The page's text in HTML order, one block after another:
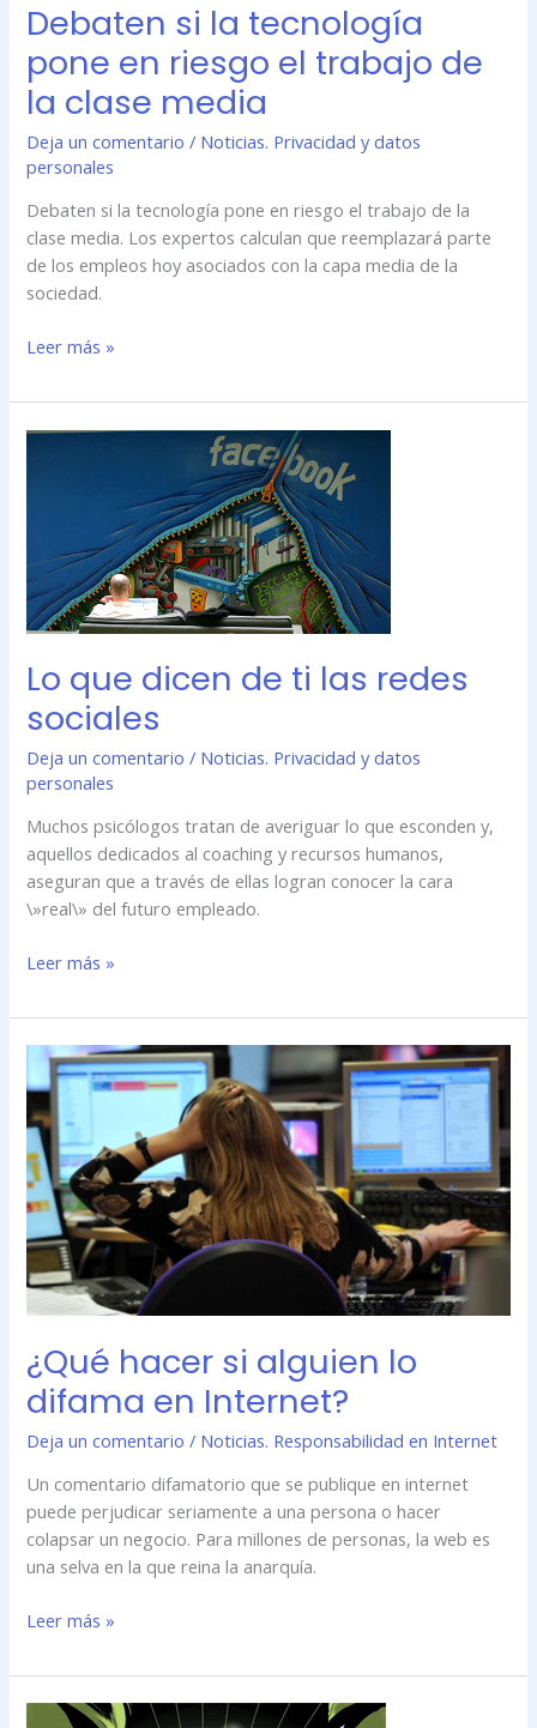
Debaten si la tecnología
pone en riesgo el trabajo de
la clase media
Deja un comentario / Noticias. Privacidad y datos
personales
Debaten si la tecnología pone en riesgo el trabajo de la
clase media. Los expertos calculan que reemplazará parte
de los empleos hoy asociados con la capa media de la
sociedad.
la
clase
media
Leer más »
Lo que dicen de ti las redes
sociales
Deja un comentario / Noticias. Privacidad y datos
personales
Muchos psicólogos tratan de averiguar lo que esconden y,
aquellos dedicados al coaching y recursos humanos,
aseguran que a través de ellas logran conocer la cara
\»real\» del futuro empleado.
Lo
las
redes
sociales
Leer más »
¿Qué hacer si alguien lo
difama en Internet?
Deja un comentario / Noticias. Responsabilidad en Internet
Un comentario difamatorio que se publique en internet
puede perjudicar seriamente a una persona o hacer
colapsar un negocio. Para millones de personas, la web es
una selva en la que reina la anarquía.
¿Qué
hacer
si
alguien
lo
difama
en
Internet?
Leer más »
Breve